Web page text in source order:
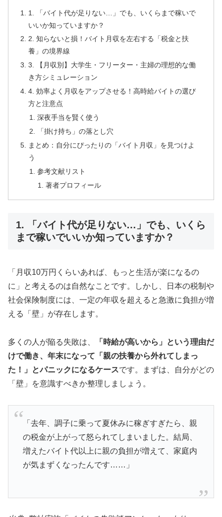
1. 「バイト代が足りない…」でも、いくらまで稼いで
いいか知っていますか？
2. 知らないと損！バイト月収を左右する「税金と扶
養」の境界線
3. 【月収別】大学生・フリーター・主婦の理想的な働
き方シミュレーション
4. 効率よく月収をアップさせる！高時給バイトの選び
方と注意点
深夜手当を賢く使う
「掛け持ち」の落とし穴
まとめ：自分にぴったりの「バイト月収」を見つけよ
う
参考文献リスト
著者プロフィール
1. 「バイト代が足りない…」でも、いくら
まで稼いでいいか知っていますか？
「月収10万円くらいあれば、もっと生活が楽になるの
に」と考えるのは自然なことです。しかし、日本の税制や
社会保険制度には、一定の年収を超えると急激に負担が増
える「壁」が存在します。
多くの人が陥る失敗は、
「時給が高いから」という理由だ
けで働き、年末になって「親の扶養から外れてしまっ
た！」とパニックになるケースです。まずは、自分がどの
「壁」を意識すべきか整理しましょう。
「去年、調子に乗って夏休みに稼ぎすぎたら、親
の税金が上がって怒られてしまいました。結局、
増えたバイト代以上に親の負担が増えて、家庭内
が気まずくなったんです……」